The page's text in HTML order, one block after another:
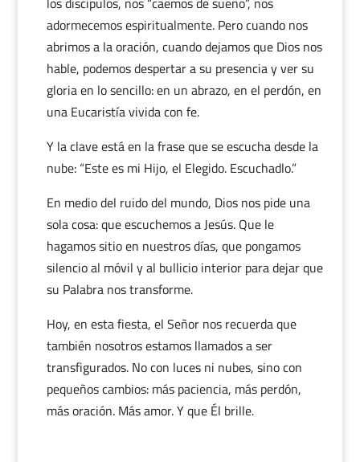
adormecemos espiritualmente. Pero cuando nos
abrimos a la oración, cuando dejamos que Dios nos
hable, podemos despertar a su presencia y ver su
gloria en lo sencillo: en un abrazo, en el perdón, en
una Eucaristía vivida con fe.
Y la clave está en la frase que se escucha desde la
nube: “Este es mi Hijo, el Elegido. Escuchadlo.”
En medio del ruido del mundo, Dios nos pide una
sola cosa: que escuchemos a Jesús. Que le
hagamos sitio en nuestros días, que pongamos
silencio al móvil y al bullicio interior para dejar que
su Palabra nos transforme.
Hoy, en esta fiesta, el Señor nos recuerda que
también nosotros estamos llamados a ser
transfigurados. No con luces ni nubes, sino con
pequeños cambios: más paciencia, más perdón,
más oración. Más amor. Y que Él brille.